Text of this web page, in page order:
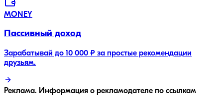
MONEY
Пассивный доход
Зарабатывай до 10 000 ₽ за простые рекомендации
друзьям.
Реклама. Информация о рекламодателе по ссылкам